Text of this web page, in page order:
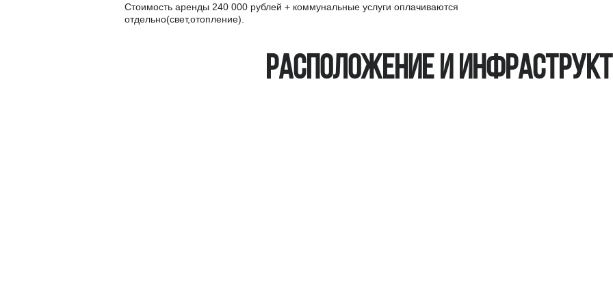
Стоимость аренды 240 000 рублей + коммунальные услуги оплачиваются
отдельно(свет,отопление).
Расположение и